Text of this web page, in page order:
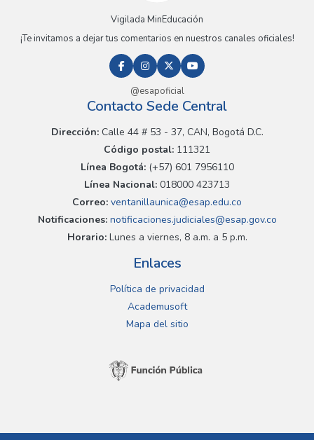
Vigilada MinEducación
¡Te invitamos a dejar tus comentarios en nuestros canales oficiales!
@esapoficial
Contacto Sede Central
Dirección:Calle 44 # 53 - 37, CAN, Bogotá D.C.
Código postal: 111321
Línea Bogotá:(+57) 601 7956110
Línea Nacional: 018000 423713
Correo: ventanillaunica@esap.edu.co
Notificaciones:notificaciones.judiciales@esap.gov.co
Horario:Lunes a viernes, 8 a.m. a 5 p.m.
Enlaces
Política de privacidad
Academusoft
Mapa del sitio